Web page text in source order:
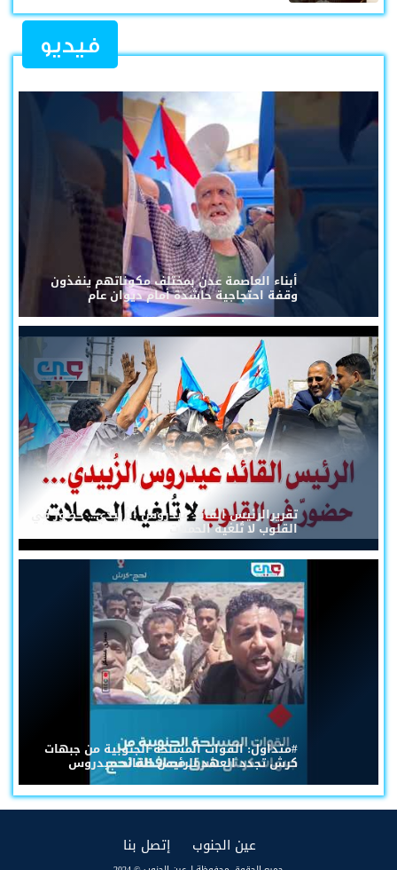
فيديو
أبناء العاصمة عدن بمختلف مكوناتهم ينفذون
وقفة احتجاجية حاشدة أمام ديوان عام
تقريرالرئيس القائد عيدروس الزُبيدي... حضورٌ في
القلوب لا تُلغيه الحملات
#متداول: القوات المسلحة الجنوبية من جبهات
كرش تجدد العهد للرئيس القائد عيدروس
عين الجنوب إتصل بنا